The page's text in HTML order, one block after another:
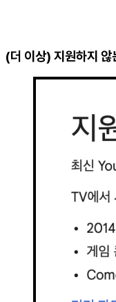
(더 이상) 지원하지